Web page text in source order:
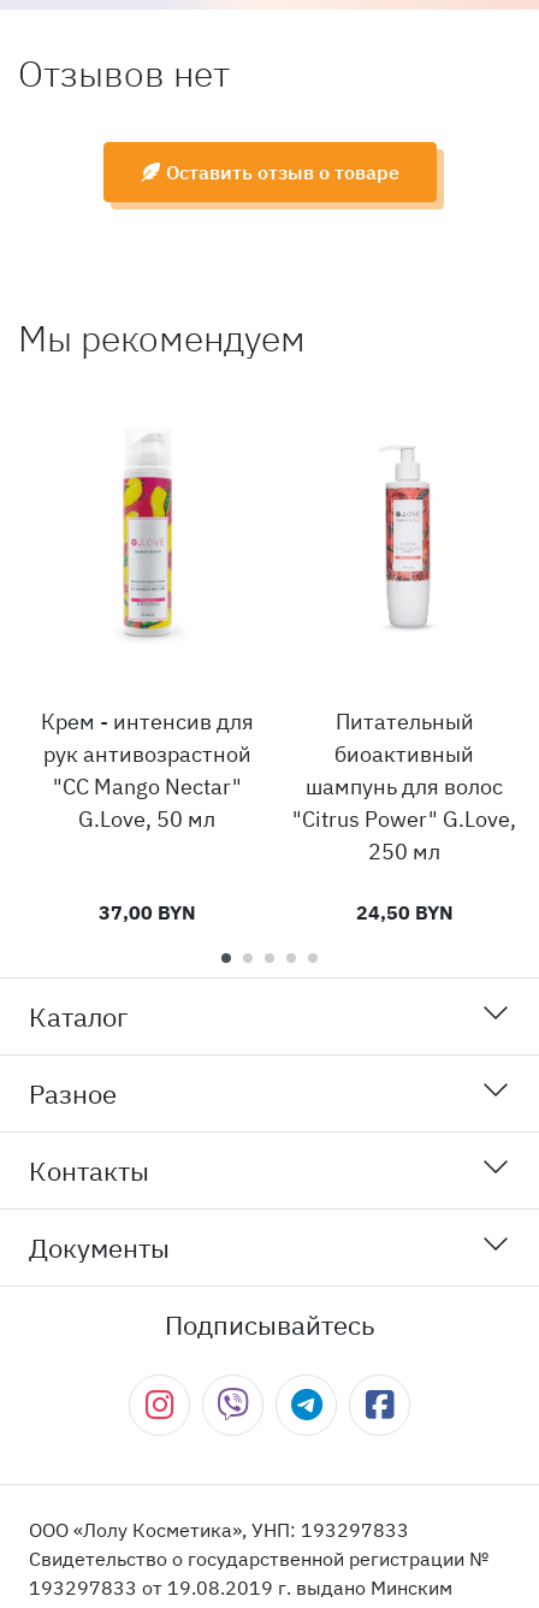
Отзывов нет
Оставить отзыв о товаре
Мы рекомендуем
Крем - интенсив для
рук антивозрастной
"CC Mango Nectar"
G.Love, 50 мл
37,00 BYN
Питательный
биоактивный
шампунь для волос
"Citrus Power" G.Love,
250 мл
24,50 BYN
Каталог
Разное
Контакты
Документы
Подписывайтесь
ООО «Лолу Косметика», УНП: 193297833
Свидетельство о государственной регистрации №
193297833 от 19.08.2019 г. выдано Минским